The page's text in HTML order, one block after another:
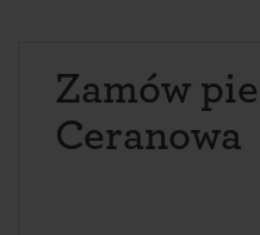
Zamów
Ceranowa